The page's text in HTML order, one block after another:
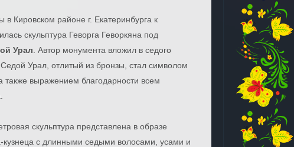
Кировском районе г. Екатеринбурга к
скульптура Геворга Геворкяна под
Урал . Автор монумента вложил в седого
Урал, отлитый из бронзы, стал символом
также выражением благодарности всем
скульптура представлена в образе
кузнеца с длинными седыми волосами, усами и